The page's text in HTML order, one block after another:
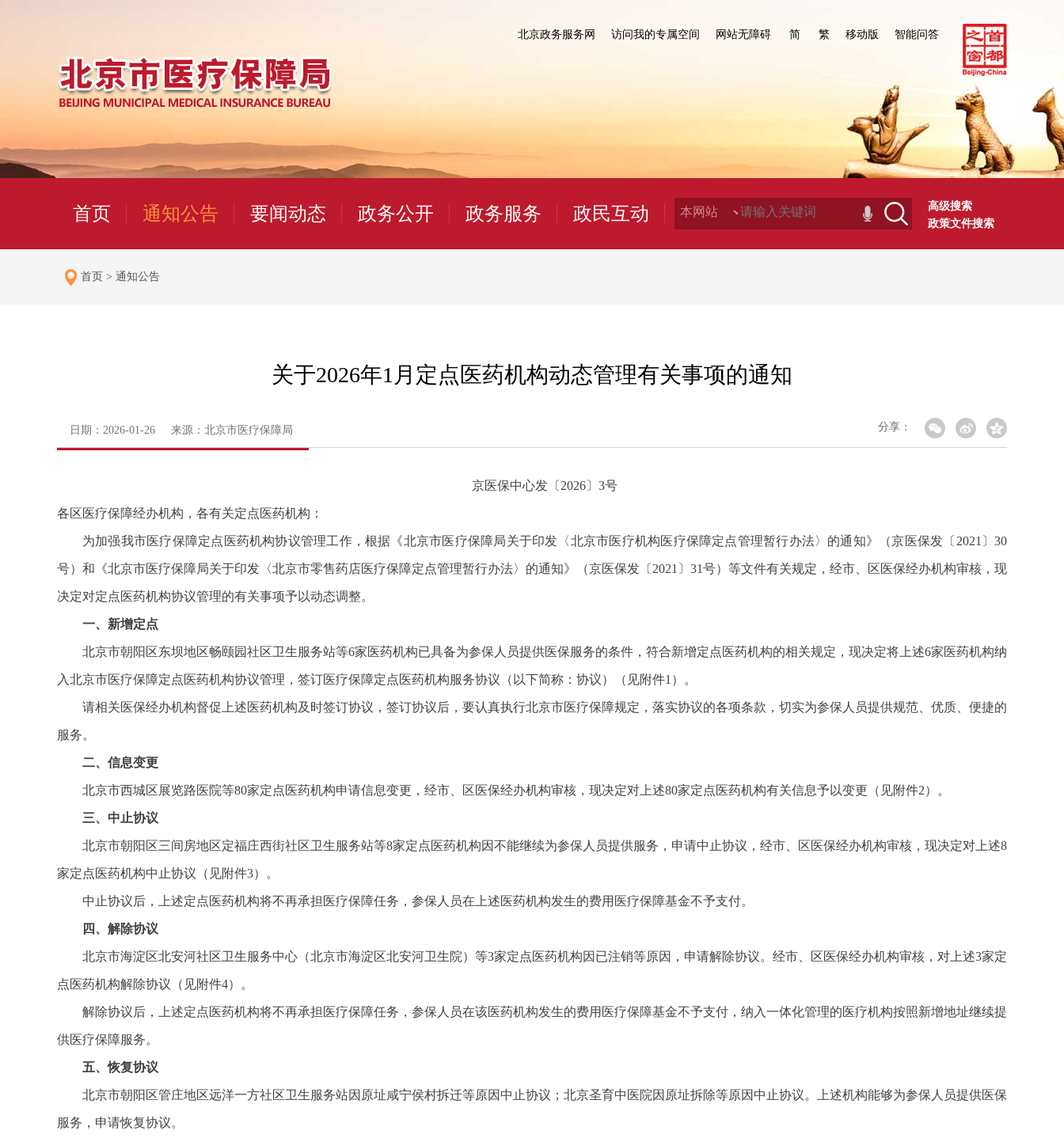
北京政务服务网 访问我的专属空间 网站无障碍 简 繁 移动版 智能问答
首页 通知公告 要闻动态 政务公开 政务服务 政民互动
高级搜索
政策文件搜索
首页 > 通知公告
关于2026年1月定点医药机构动态管理有关事项的通知
日期：2026-01-26 来源：北京市医疗保障局 分享：
京医保中心发〔2026〕3号
各区医疗保障经办机构，各有关定点医药机构：
为加强我市医疗保障定点医药机构协议管理工作，根据《北京市医疗保障局关于印发〈北京市医疗机构医疗保障定点管理暂行办法〉的通知》（京医保发〔2021〕30
号）和《北京市医疗保障局关于印发〈北京市零售药店医疗保障定点管理暂行办法〉的通知》（京医保发〔2021〕31号）等文件有关规定，经市、区医保经办机构审核，现
决定对定点医药机构协议管理的有关事项予以动态调整。
一、新增定点
北京市朝阳区东坝地区畅颐园社区卫生服务站等6家医药机构已具备为参保人员提供医保服务的条件，符合新增定点医药机构的相关规定，现决定将上述6家医药机构纳
入北京市医疗保障定点医药机构协议管理，签订医疗保障定点医药机构服务协议（以下简称：协议）（见附件1）。
请相关医保经办机构督促上述医药机构及时签订协议，签订协议后，要认真执行北京市医疗保障规定，落实协议的各项条款，切实为参保人员提供规范、优质、便捷的
服务。
二、信息变更
北京市西城区展览路医院等80家定点医药机构申请信息变更，经市、区医保经办机构审核，现决定对上述80家定点医药机构有关信息予以变更（见附件2）。
三、中止协议
北京市朝阳区三间房地区定福庄西街社区卫生服务站等8家定点医药机构因不能继续为参保人员提供服务，申请中止协议，经市、区医保经办机构审核，现决定对上述8
家定点医药机构中止协议（见附件3）。
中止协议后，上述定点医药机构将不再承担医疗保障任务，参保人员在上述医药机构发生的费用医疗保障基金不予支付。
四、解除协议
北京市海淀区北安河社区卫生服务中心（北京市海淀区北安河卫生院）等3家定点医药机构因已注销等原因，申请解除协议。经市、区医保经办机构审核，对上述3家定
点医药机构解除协议（见附件4）。
解除协议后，上述定点医药机构将不再承担医疗保障任务，参保人员在该医药机构发生的费用医疗保障基金不予支付，纳入一体化管理的医疗机构按照新增地址继续提
供医疗保障服务。
五、恢复协议
北京市朝阳区管庄地区远洋一方社区卫生服务站因原址咸宁侯村拆迁等原因中止协议；北京圣育中医院因原址拆除等原因中止协议。上述机构能够为参保人员提供医保
服务，申请恢复协议。